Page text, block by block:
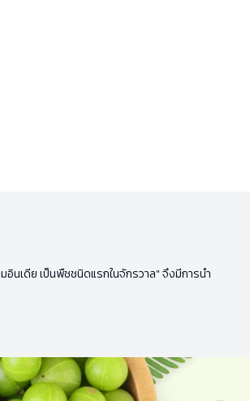
นเดีย เป็นพืชชนิดแรกในจักรวาล" จึงมีการนำ